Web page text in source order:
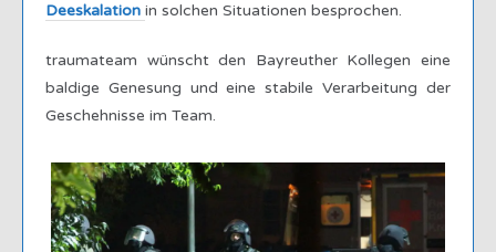
Deeskalation in solchen Situationen besprochen.
traumateam wünscht den Bayreuther Kollegen eine
baldige Genesung und eine stabile Verarbeitung der
Geschehnisse im Team.